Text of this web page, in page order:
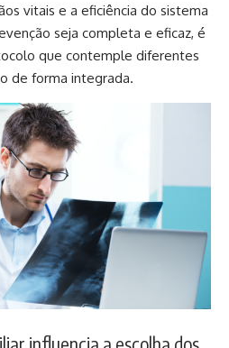
vitais e a eficiência do sistema
seja completa e eficaz, é
que contemple diferentes
de forma integrada.